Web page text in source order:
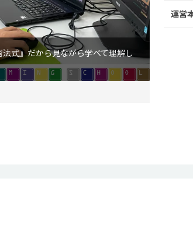
式』だから見ながら学べて理解し
運営